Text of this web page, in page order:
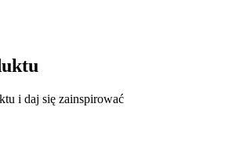
i daj się zainspirować